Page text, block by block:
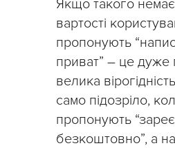
Якщо такого
вартості
пропонують
приват” – це дуже
велика
само підозріло,
пропонують
безкоштовно”, а